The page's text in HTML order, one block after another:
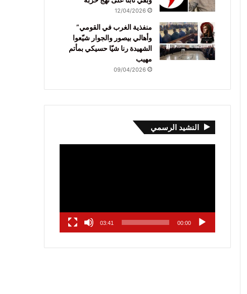
12/04/2026
منفذية الغرب في القومي”
وأهالي بيصور والجوار شيّعوا
الشهيدة رنا شيّا حسيكي بمأتم
مهيب
09/04/2026
النشيد الرسمي
00:00
03:41